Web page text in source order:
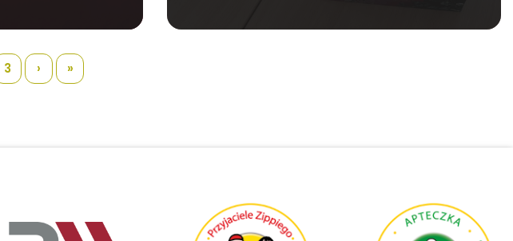
3 › »